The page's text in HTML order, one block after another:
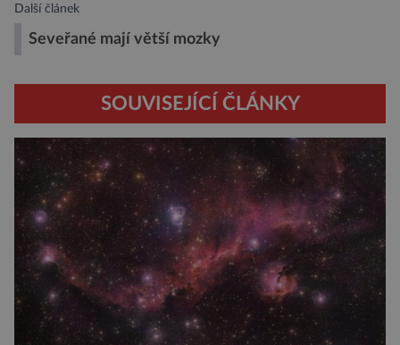
Další článek
Seveřané mají větší mozky
SOUVISEJÍCÍ ČLÁNKY